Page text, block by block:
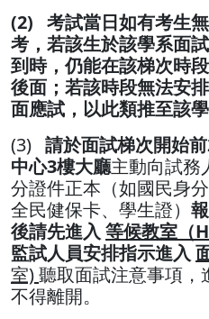
(2) 考試當日如有考生
考，若該生於該學系面
到時，仍能在該梯次時
後面；若該時段無法安
面應試，以此類推至該
(3) 請於面試梯次開始
中心3樓大廳主動向試務
分證件正本（如國民身
全民健保卡、學生證）
後請先進入 等候教室（
監試人員安排指示進入
室)聽取面試注意事項，
不得離開。